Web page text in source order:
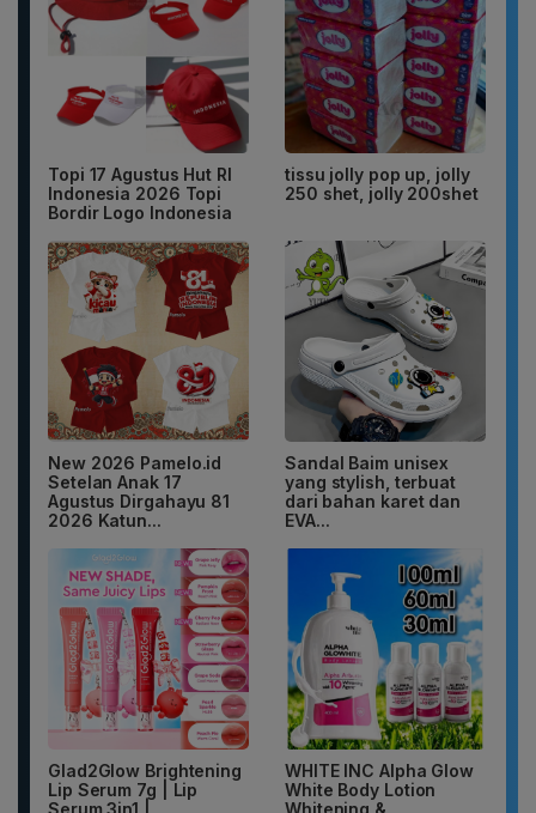
Topi 17 Agustus Hut RI
Indonesia 2026 Topi
Bordir Logo Indonesia
tissu jolly pop up, jolly
250 shet, jolly 200shet
New 2026 Pamelo.id
Setelan Anak 17
Agustus Dirgahayu 81
2026 Katun...
Sandal Baim unisex
yang stylish, terbuat
dari bahan karet dan
EVA...
Glad2Glow Brightening
Lip Serum 7g | Lip
WHITE INC Alpha Glow
White Body Lotion